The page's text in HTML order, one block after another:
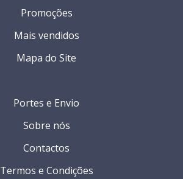
Portes e Envio
Sobre nós
Contactos
Termos e Condições
Promoções
Mais vendidos
Mapa do Site